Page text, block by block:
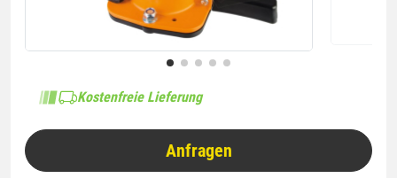
Kostenfreie Lieferung
Anfragen